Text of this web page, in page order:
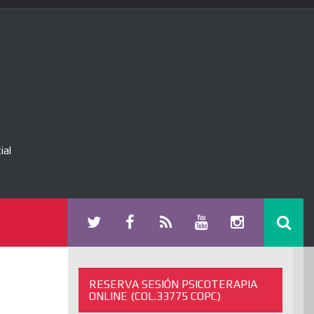
RESERVA SESIÓN PSICOTERAPIA
ONLINE (COL.33775 COPC)